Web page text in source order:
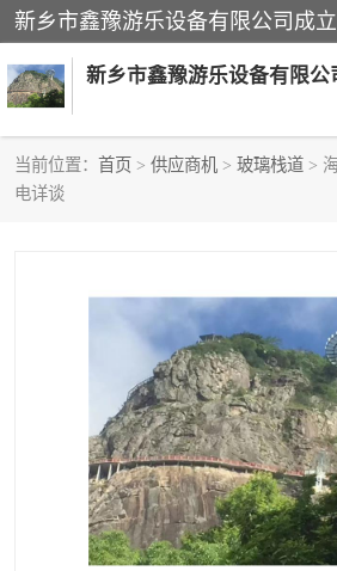
新乡市鑫豫游乐设备有限公
当前位置： 首页 > 供应商机 > 玻璃栈道 >
电详谈
游乐设备
水上
攀
空
玻
观景平台 网红